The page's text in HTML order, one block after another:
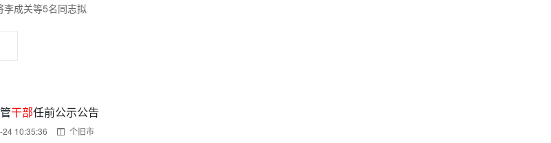
李成关等5名同志拟
干部任前公示公告
10:35:36 个旧市